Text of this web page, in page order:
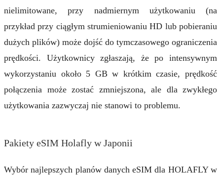
nielimitowane, przy nadmiernym użytkowaniu (na
przykład przy ciągłym strumieniowaniu HD lub pobieraniu
dużych plików) może dojść do tymczasowego ograniczenia
prędkości. Użytkownicy zgłaszają, że po intensywnym
wykorzystaniu około 5 GB w krótkim czasie, prędkość
połączenia może zostać zmniejszona, ale dla zwykłego
użytkowania zazwyczaj nie stanowi to problemu.
Pakiety eSIM Holafly w Japonii
Wybór najlepszych planów danych eSIM dla HOLAFLY w